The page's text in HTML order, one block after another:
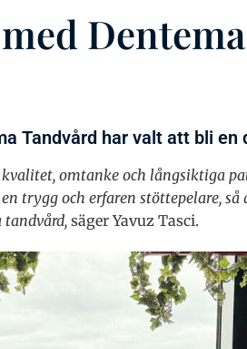
Tandvård har valt att bli en
omtanke och långsiktiga
trygg och erfaren stöttepelare,
säger Yavuz Tasci.